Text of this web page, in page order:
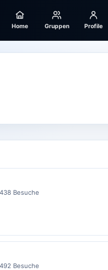
Home Gruppen Profile
Besuche
Besuche